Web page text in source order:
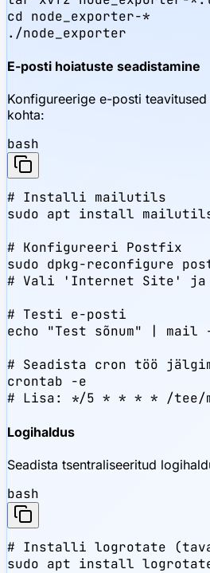
cd node_exporter-*
./node_exporter
E-posti hoiatuste seadistamine
Konfigureerige e-posti
kohta:
bash
# Installi mailutils
sudo apt install
# Konfigureeri Postfix
sudo dpkg-reconfigure
# Vali 'Internet Site' ja
# Testi e-posti
echo "Test sõnum" | mail
# Seadista cron töö
crontab -e
# Lisa: */5 * * * * /tee/
Logihaldus
Seadista tsentraliseeritud
bash
# Installi logrotate
sudo apt install